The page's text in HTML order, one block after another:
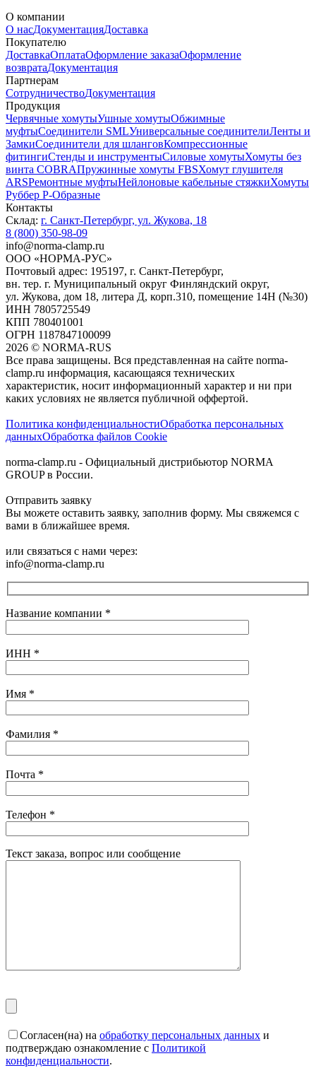
О компании
О насДокументацияДоставка
Покупателю
ДоставкаОплатаОформление заказаОформление
возвратаДокументация
Партнерам
СотрудничествоДокументация
Продукция
Червячные хомутыУшные хомутыОбжимные
муфтыСоединители SMLУниверсальные соединителиЛенты и
ЗамкиСоединители для шланговКомпрессионные
фитингиСтенды и инструментыСиловые хомутыХомуты без
винта COBRAПружинные хомуты FBSХомут глушителя
ARSРемонтные муфтыНейлоновые кабельные стяжкиХомуты
Руббер Р-Образные
Контакты
Склад: г. Санкт-Петербург, ул. Жукова, 18
8 (800) 350-98-09
info@norma-clamp.ru
ООО «НОРМА-РУС»
Почтовый адрес: 195197, г. Санкт-Петербург,
вн. тер. г. Муниципальный округ Финляндский округ,
ул. Жукова, дом 18, литера Д, корп.310, помещение 14Н (№30)
ИНН 7805725549
КПП 780401001
ОГРН 1187847100099
2026 © NORMA-RUS
Все права защищены. Вся представленная на сайте norma-
clamp.ru информация, касающаяся технических
характеристик, носит информационный характер и ни при
каких условиях не является публичной оффертой.‍
Политика конфиденциальностиОбработка персональных
данныхОбработка файлов Cookie
norma-clamp.ru - Официальный дистрибьютор NORMA
GROUP в России.
Отправить заявку
Вы можете оставить заявку, заполнив форму. Мы свяжемся с
вами в ближайшее время.
или связаться с нами через:
info@norma-clamp.ru
Название компании *
ИНН *
Имя *
Фамилия *
Почта *
Телефон *
Текст заказа, вопрос или сообщение
Согласен(на) на обработку персональных данных и
подтверждаю ознакомление с Политикой
конфиденциальности.